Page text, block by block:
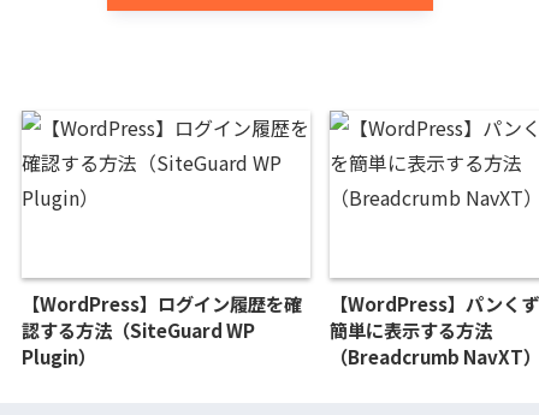
【WordPress】ログイン履歴を確
認する方法（SiteGuard WP
Plugin）
【WordPress】パンく
簡単に表示する方法
（Breadcrumb NavXT